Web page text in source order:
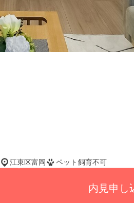
江東区富岡 ペット飼育不可
内見申し